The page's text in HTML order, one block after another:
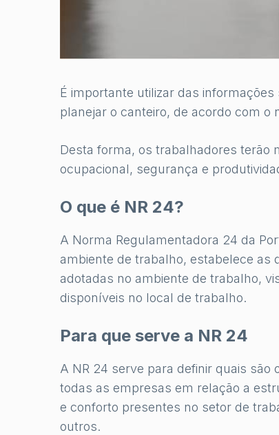
É importante utilizar das
planejar o canteiro, de acordo com o
Desta forma, os trabalhadores terão
ocupacional, segurança e
O que é NR 24?
A Norma Regulamentadora 24 da
ambiente de trabalho, estabelece as
adotadas no ambiente de trabalho,
disponíveis no local de trabalho.
Para que serve a NR 24
A NR 24 serve para definir quais
todas as empresas em relação a
e conforto presentes no setor de
outros.